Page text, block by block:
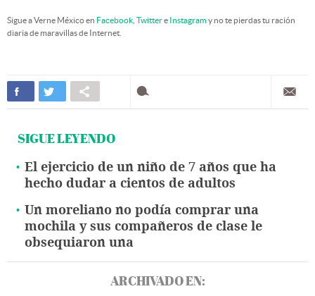
Sigue a Verne México en Facebook Twittere Instagramy no te pierdas tu ración
diaria de maravillas de Internet.
SIGUE LEYENDO
El ejercicio de un niño de 7 años que ha
hecho dudar a cientos de adultos
Un moreliano no podía comprar una
mochila y sus compañeros de clase le
obsequiaron una
ARCHIVADO EN: